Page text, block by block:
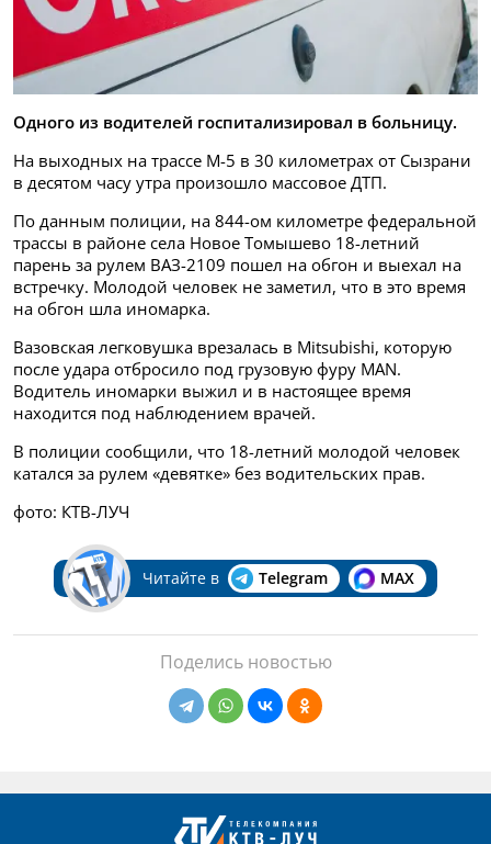
Одного из водителей госпитализировал в больницу.
На выходных на трассе М-5 в 30 километрах от Сызрани
в десятом часу утра произошло массовое ДТП.
По данным полиции, на 844-ом километре федеральной
трассы в районе села Новое Томышево 18-летний
парень за рулем ВАЗ-2109 пошел на обгон и выехал на
встречку. Молодой человек не заметил, что в это время
на обгон шла иномарка.
Вазовская легковушка врезалась в Mitsubishi, которую
после удара отбросило под грузовую фуру MAN.
Водитель иномарки выжил и в настоящее время
находится под наблюдением врачей.
В полиции сообщили, что 18-летний молодой человек
катался за рулем «девятке» без водительских прав.
фото: КТВ-ЛУЧ
Читайте в Telegram MAX
Поделись новостью